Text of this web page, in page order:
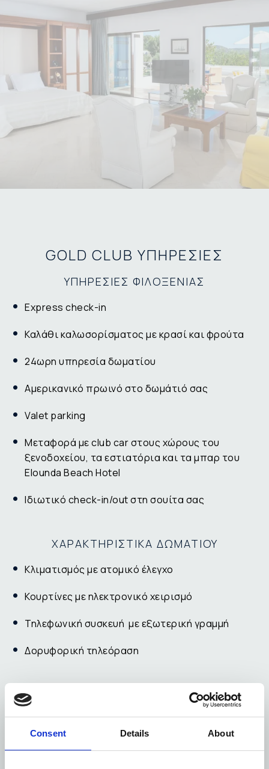
Consent Details About
GOLD CLUB ΥΠΗΡΕΣΙΕΣ
ΥΠΗΡΕΣΙΕΣ ΦΙΛΟΞΕΝΙΑΣ
Εxpress check-in
Καλάθι καλωσορίσματος με κρασί και φρούτα
24ωρη υπηρεσία δωματίου
Αμερικανικό πρωινό στο δωμάτιό σας
Valet parking
Μεταφορά με club car στους χώρους του
ξενοδοχείου, τα εστιατόρια και τα μπαρ του
Elounda Beach Hotel
Ιδιωτικό check-in/out στη σουίτα σας
ΧΑΡΑΚΤΗΡΙΣΤΙΚA ΔΩΜΑΤΙΟΥ
Κλιματισμός με ατομικό έλεγχο
Κουρτίνες με ηλεκτρονικό χειρισμό
Τηλεφωνική συσκευή με εξωτερική γραμμή
Δορυφορική τηλεόραση
ΡΥΘΜΙΣΕΙΣ ΙΔΙΩΤΙΚΗΣ ΠΙΣΙΝΑΣ
Ατομική ρύθμιση της έντασης ροής του νερού
για κολύμβηση ή άσκηση. Επιλογή υδρομασάζ.